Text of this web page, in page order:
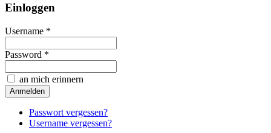
Einloggen
Username *
Password *
an mich erinnern
Passwort vergessen?
Username vergessen?